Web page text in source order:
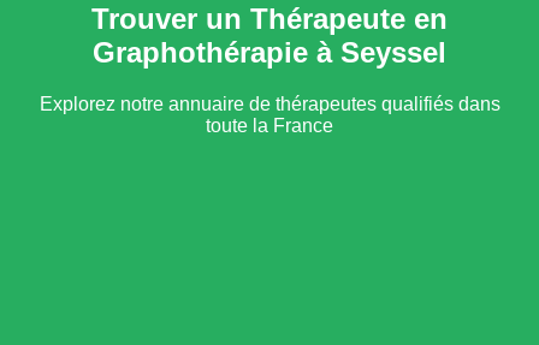
Trouver un Thérapeute en
Graphothérapie à Seyssel
Explorez notre annuaire de thérapeutes qualifiés dans
toute la France